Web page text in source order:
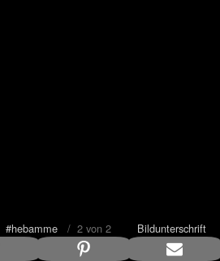
#hebamme/ 2 von 2 Bildunterschrift
anzeigen